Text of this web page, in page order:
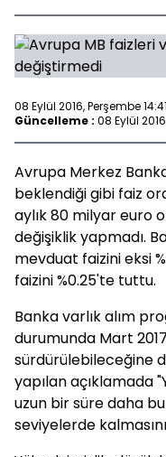
08 Eylül 2016, Perşembe 14:41
Güncelleme : 08 Eylül
Avrupa Merkez
beklendiği gibi faiz
aylık 80 milyar euro
değişiklik yapmadı.
mevduat faizini eksi
faizini %0.25'te tuttu.
Banka varlık alım
durumunda Mart
sürdürülebileceğine
yapılan açıklamada
uzun bir süre daha
seviyelerde